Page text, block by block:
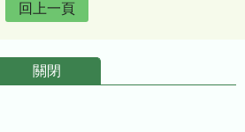
回上一頁
關閉